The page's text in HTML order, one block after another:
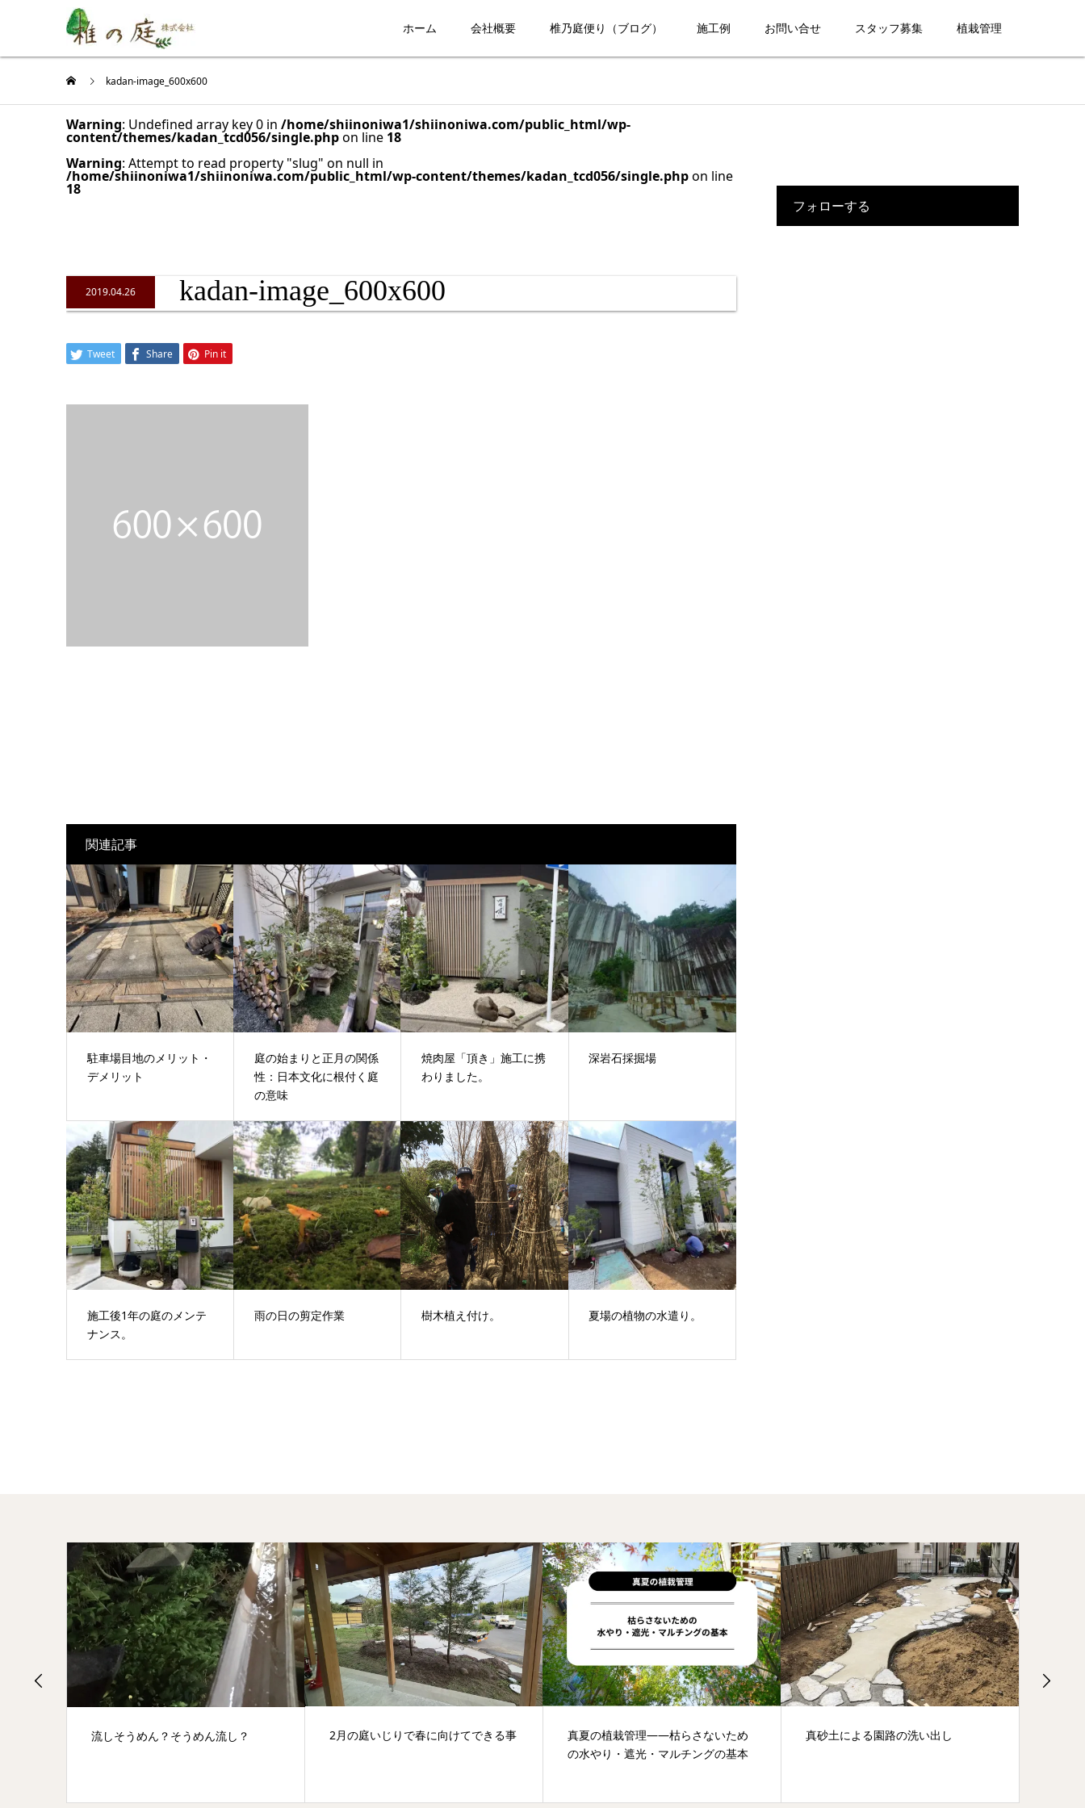
ホーム 会社概要 椎乃庭便り（ブログ） 施工例 お問い合せ スタッフ募集 植栽管理
kadan-image_600x600
Warning: Undefined array key 0 in /home/shiinoniwa1/shiinoniwa.com/public_html/wp-
content/themes/kadan_tcd056/single.phpon line 18
Warning: Attempt to read property "slug" on null in
/home/shiinoniwa1/shiinoniwa.com/public_html/wp-content/themes/kadan_tcd056/single.phpon line
18
2019.04.26 kadan-image_600x600
Tweet Share Pin it
関連記事
駐車場目地のメリット・
デメリット
庭の始まりと正月の関係
性：日本文化に根付く庭
の意味
焼肉屋「頂き」施工に携
わりました。
深岩石採掘場
施工後1年の庭のメンテ
ナンス。
雨の日の剪定作業 樹木植え付け。 夏場の植物の水遣り。
フォローする
流しそうめん？そうめん流し？ 2月の庭いじりで春に向けてできる事
真夏の植栽管理——枯らさないため
の水やり・遮光・マルチングの基本
真砂土による園路の洗い出し